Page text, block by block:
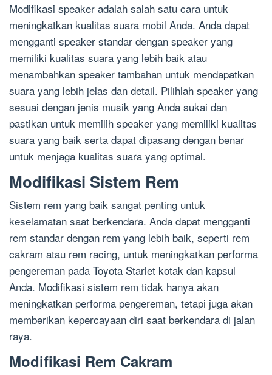
Modifikasi speaker adalah salah satu cara untuk
meningkatkan kualitas suara mobil Anda. Anda dapat
mengganti speaker standar dengan speaker yang
memiliki kualitas suara yang lebih baik atau
menambahkan speaker tambahan untuk mendapatkan
suara yang lebih jelas dan detail. Pilihlah speaker yang
sesuai dengan jenis musik yang Anda sukai dan
pastikan untuk memilih speaker yang memiliki kualitas
suara yang baik serta dapat dipasang dengan benar
untuk menjaga kualitas suara yang optimal.
Modifikasi Sistem Rem
Sistem rem yang baik sangat penting untuk
keselamatan saat berkendara. Anda dapat mengganti
rem standar dengan rem yang lebih baik, seperti rem
cakram atau rem racing, untuk meningkatkan performa
pengereman pada Toyota Starlet kotak dan kapsul
Anda. Modifikasi sistem rem tidak hanya akan
meningkatkan performa pengereman, tetapi juga akan
memberikan kepercayaan diri saat berkendara di jalan
raya.
Modifikasi Rem Cakram